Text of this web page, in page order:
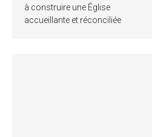
à construire une Église
accueillante et réconciliée